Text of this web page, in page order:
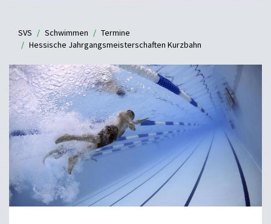
SVS Schwimmen
Termine
Hessische Jahrgangsmeisterschaften Kurzbahn